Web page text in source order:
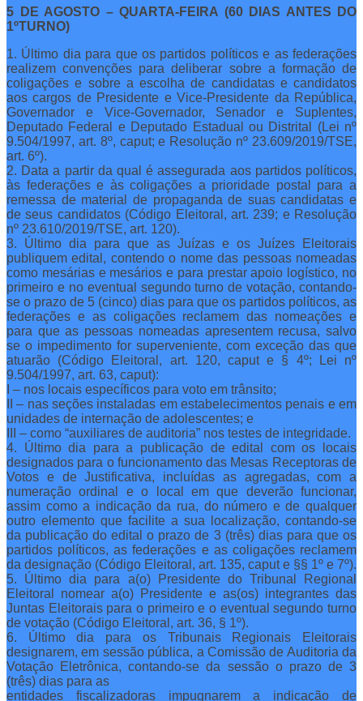
5 DE AGOSTO – QUARTA-FEIRA (60 DIAS ANTES DO
1ºTURNO)
1. Último dia para que os partidos políticos e as federações
realizem convenções para deliberar sobre a formação de
coligações e sobre a escolha de candidatas e candidatos
aos cargos de Presidente e Vice-Presidente da República,
Governador e Vice-Governador, Senador e Suplentes,
Deputado Federal e Deputado Estadual ou Distrital (Lei nº
9.504/1997, art. 8º, caput; e Resolução nº 23.609/2019/TSE,
art. 6º).
2. Data a partir da qual é assegurada aos partidos políticos,
às federações e às coligações a prioridade postal para a
remessa de material de propaganda de suas candidatas e
de seus candidatos (Código Eleitoral, art. 239; e Resolução
nº 23.610/2019/TSE, art. 120).
3. Último dia para que as Juízas e os Juízes Eleitorais
publiquem edital, contendo o nome das pessoas nomeadas
como mesárias e mesários e para prestar apoio logístico, no
primeiro e no eventual segundo turno de votação, contando-
se o prazo de 5 (cinco) dias para que os partidos políticos, as
federações e as coligações reclamem das nomeações e
para que as pessoas nomeadas apresentem recusa, salvo
se o impedimento for superveniente, com exceção das que
atuarão (Código Eleitoral, art. 120, caput e § 4º; Lei nº
9.504/1997, art. 63, caput):
I – nos locais específicos para voto em trânsito;
II – nas seções instaladas em estabelecimentos penais e em
unidades de internação de adolescentes; e
III – como “auxiliares de auditoria” nos testes de integridade.
4. Último dia para a publicação de edital com os locais
designados para o funcionamento das Mesas Receptoras de
Votos e de Justificativa, incluídas as agregadas, com a
numeração ordinal e o local em que deverão funcionar,
assim como a indicação da rua, do número e de qualquer
outro elemento que facilite a sua localização, contando-se
da publicação do edital o prazo de 3 (três) dias para que os
partidos políticos, as federações e as coligações reclamem
da designação (Código Eleitoral, art. 135, caput e §§ 1º e 7º).
5. Último dia para a(o) Presidente do Tribunal Regional
Eleitoral nomear a(o) Presidente e as(os) integrantes das
Juntas Eleitorais para o primeiro e o eventual segundo turno
de votação (Código Eleitoral, art. 36, § 1º).
6. Último dia para os Tribunais Regionais Eleitorais
designarem, em sessão pública, a Comissão de Auditoria da
Votação Eletrônica, contando-se da sessão o prazo de 3
(três) dias para as
entidades fiscalizadoras impugnarem a indicação de